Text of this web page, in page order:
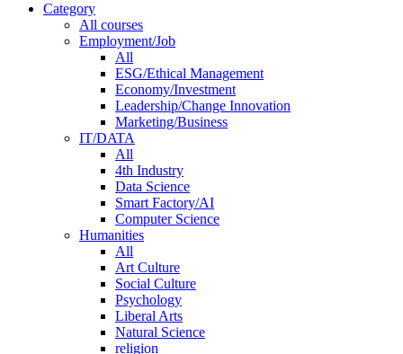
Category
All courses
Employment/Job
All
ESG/Ethical Management
Economy/Investment
Leadership/Change Innovation
Marketing/Business
IT/DATA
All
4th Industry
Data Science
Smart Factory/AI
Computer Science
Humanities
All
Art Culture
Social Culture
Psychology
Liberal Arts
Natural Science
religion